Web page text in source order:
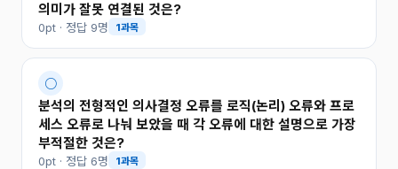
의미가 잘못 연결된 것은?
0pt · 정답 9명 1과목
○
분석의 전형적인 의사결정 오류를 로직(논리) 오류와 프로
세스 오류로 나눠 보았을 때 각 오류에 대한 설명으로 가장
부적절한 것은?
0pt · 정답 6명 1과목